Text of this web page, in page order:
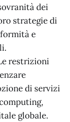
dei
strategie di
e
restrizioni
di servizi
globale.